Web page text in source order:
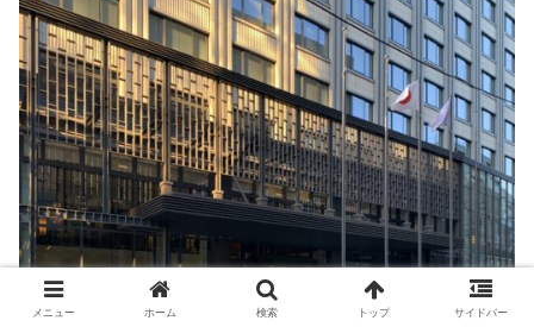
メニュー ホーム 検索 トップ サイドバー